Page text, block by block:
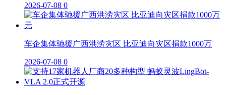
2026-07-08 0
车企集体驰援广西洪涝灾区 比亚迪向灾区捐款1000万
2026-07-08 0